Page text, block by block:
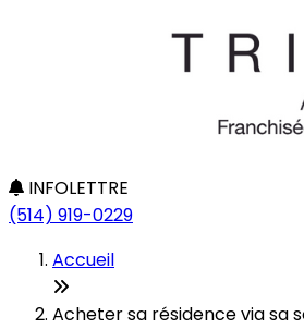
INFOLETTRE
(514) 919-0229
Accueil
Acheter sa résidence via sa